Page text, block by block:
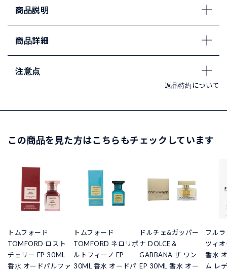
商品説明
商品詳細
注意点
返品特約について
この商品を見た方はこちらもチェックしています
トムフォード
TOMFORD ロスト
チェリー EP 30ML
香水 オードパルファ
トムフォード
TOMFORD ネロリポ
ルトフィーノ EP
30ML 香水 オードパ
ドルチェ&ガッパー
ナ DOLCE＆
GABBANA ザ ワン
EP 30ML 香水 オー
フル
ツィ
香水
ム レ